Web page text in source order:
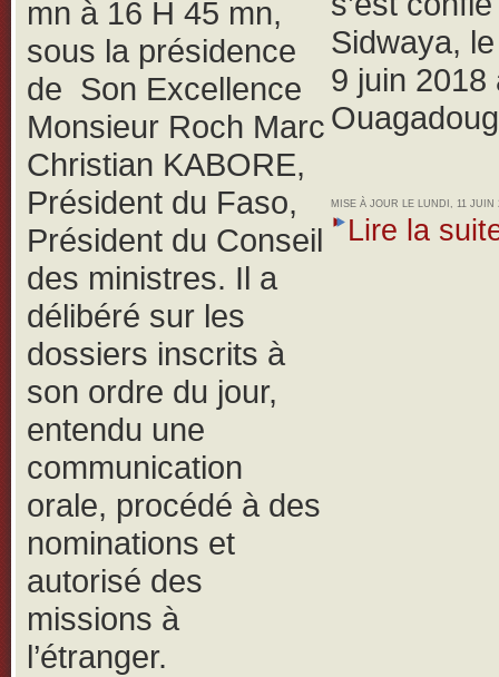
mn à 16 H 45 mn,
sous la présidence
de Son Excellence
Monsieur Roch Marc
Christian KABORE,
Président du Faso,
Président du Conseil
des ministres. Il a
délibéré sur les
dossiers inscrits à
son ordre du jour,
entendu une
communication
orale, procédé à des
nominations et
autorisé des
missions à
l’étranger.
Sidwaya,
9 juin 2018
MISE À JOUR LE LUNDI, 11 JUIN
Lire la